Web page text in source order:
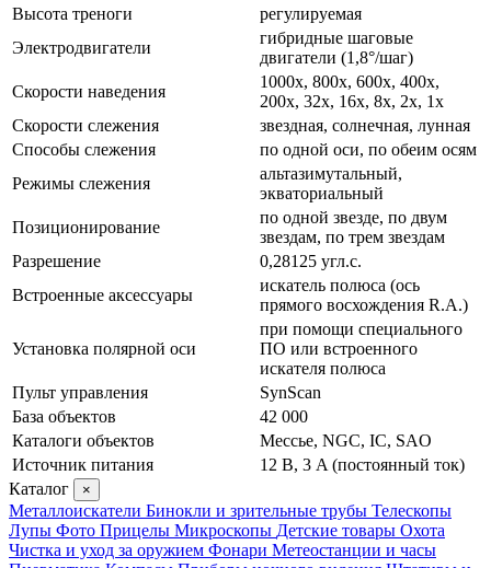
Высота треноги
регулируемая
Электродвигатели
гибридные шаговые
двигатели (1,8°/шаг)
Скорости наведения
1000x, 800x, 600x, 400x,
200x, 32x, 16x, 8x, 2x, 1x
Скорости слежения
звездная, солнечная, лунная
Способы слежения
по одной оси, по обеим осям
Режимы слежения
альтазимутальный,
экваториальный
Позиционирование
по одной звезде, по двум
звездам, по трем звездам
Разрешение
0,28125 угл.с.
Встроенные аксессуары
искатель полюса (ось
прямого восхождения R.A.)
Установка полярной оси
при помощи специального
ПО или встроенного
искателя полюса
Пульт управления
SynScan
База объектов
42 000
Каталоги объектов
Мессье, NGC, IC, SAO
Источник питания
12 В, 3 A (постоянный ток)
Каталог
×
Металлоискатели Бинокли и зрительные трубы Телескопы
Лупы Фото Прицелы Микроскопы Детские товары Охота
Чистка и уход за оружием Фонари Метеостанции и часы